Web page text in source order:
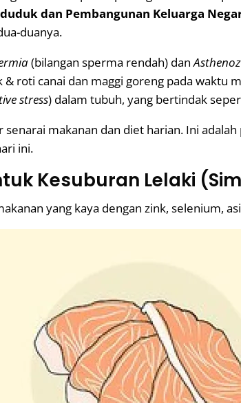
dan Pembangunan Keluarga
duanya.
(bilangan sperma rendah) dan
roti canai dan maggi goreng pada waktu
stress) dalam tubuh, yang bertindak
makanan dan diet harian. Ini
ini.
Kesuburan Lelaki
yang kaya dengan zink,